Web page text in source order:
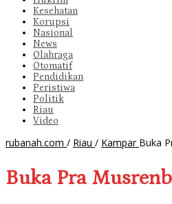
Kesehatan
Korupsi
Nasional
News
Olahraga
Otomatif
Pendidikan
Peristiwa
Politik
Riau
Video
rubanah.com / Riau / Kampar Buka
Buka Pra